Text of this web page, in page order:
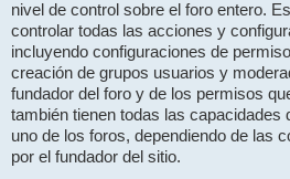
nivel de control sobre el foro entero.
controlar todas las acciones y
incluyendo configuraciones de
creación de grupos usuarios y
fundador del foro y de los permisos
también tienen todas las capacidades
uno de los foros, dependiendo de las
por el fundador del sitio.